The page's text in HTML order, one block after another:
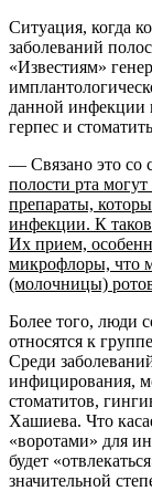
Ситуация, когда
заболеваний
«Известиям»
данной инфекции
герпес и
— Связано это со
полости рта
препараты,
инфекции. К
Их прием,
микрофлоры, что
(молочницы)
Более того, люди
относятся к
Среди
инфицирования,
стоматитов,
Хашиева. Что
«воротами» для
будет
значительной